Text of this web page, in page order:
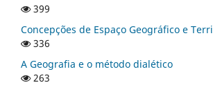
399
Concepções de Espaço Geográfico e
336
A Geografia e o método dialético
263